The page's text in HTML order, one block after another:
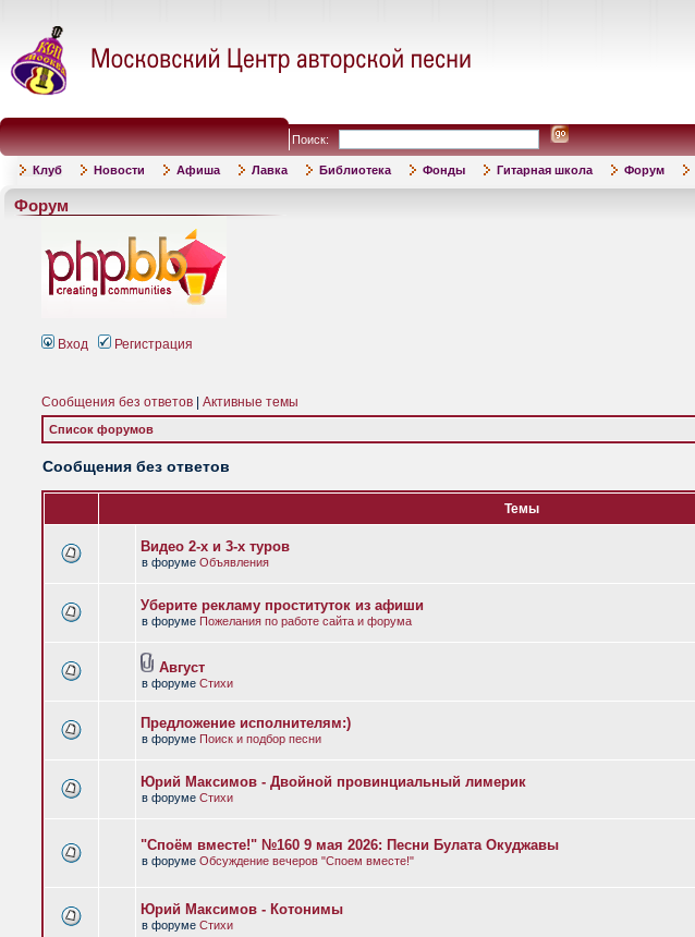
Поиск:
Клуб Новости Афиша Лавка Библиотека Фонды Гитарная школа Форум
Форум
Вход Регистрация
Сообщения без ответов Активные темы
Список форумов
Сообщения без ответов
Темы
Видео 2-х и 3-х туров
в форуме Объявления
Уберите рекламу проституток из афиши
в форуме Пожелания по работе сайта и форума
Август
в форуме Стихи
Предложение исполнителям:)
в форуме Поиск и подбор песни
Юрий Максимов - Двойной провинциальный лимерик
в форуме Стихи
"Споём вместе!" №160 9 мая 2026: Песни Булата Окуджавы
в форуме Обсуждение вечеров "Споем вместе!"
Юрий Максимов - Котонимы
в форуме Стихи